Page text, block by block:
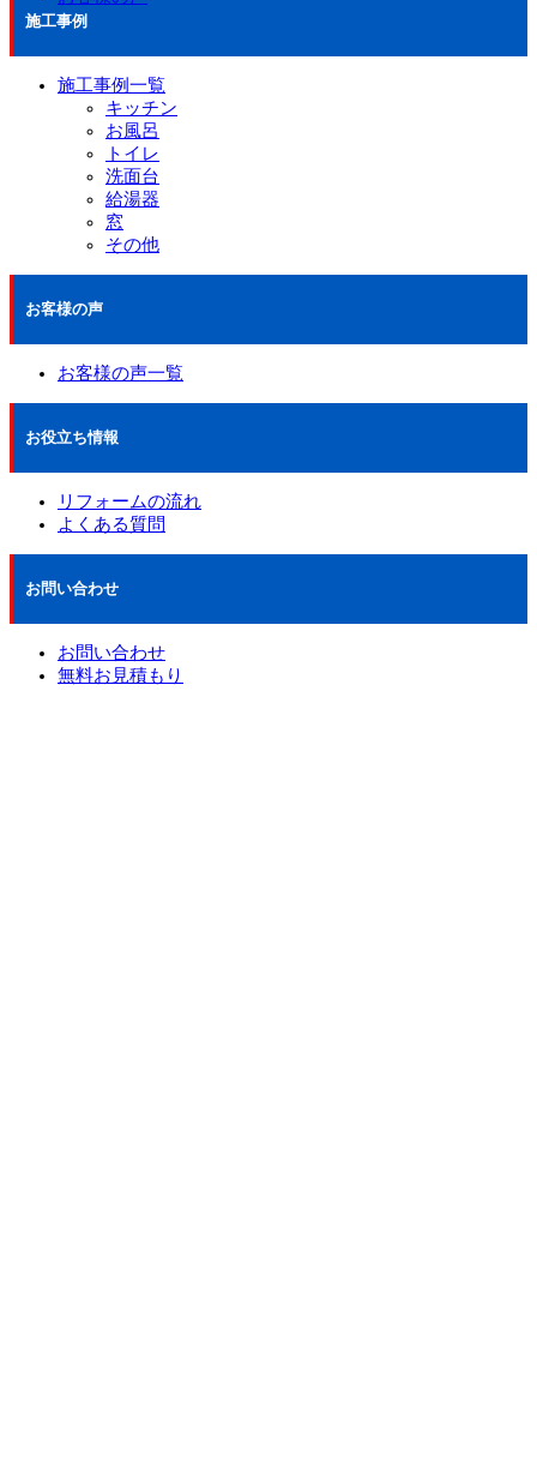
施工事例
施工事例一覧
キッチン
お風呂
トイレ
洗面台
給湯器
窓
その他
お客様の声
お客様の声一覧
お役立ち情報
リフォームの流れ
よくある質問
お問い合わせ
お問い合わせ
無料お見積もり